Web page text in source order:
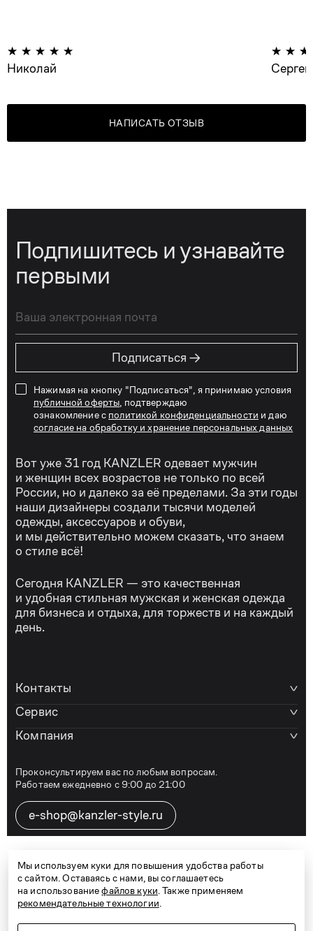
Николай Сергей
НАПИСАТЬ ОТЗЫВ
Подпишитесь и узнавайте
первыми
Подписаться →
Нажимая на кнопку "Подписаться", я принимаю условия
публичной оферты , подтверждаю
ознакомление с политикой конфиденциальности и даю
согласие на обработку и хранение персональных данных
Вот уже 31 год KANZLER одевает мужчин
и женщин всех возрастов не только по всей
России, но и далеко за её пределами. За эти годы
наши дизайнеры создали тысячи моделей
одежды, аксессуаров и обуви,
и мы действительно можем сказать, что знаем
о стиле всё!
Сегодня KANZLER — это качественная
и удобная стильная мужская и женская одежда
для бизнеса и отдыха, для торжеств и на каждый
день.
Контакты
Сервис
Компания
Проконсультируем вас по любым вопросам.
Работаем ежедневно с 9:00 до 21:00
e-shop@kanzler-style.ru
TelegramVkontakteДзен
Мы используем куки для повышения удобства работы
с сайтом. Оставаясь с нами, вы соглашаетесь
на использованиефайлов куки . Также применяем
рекомендательные технологии